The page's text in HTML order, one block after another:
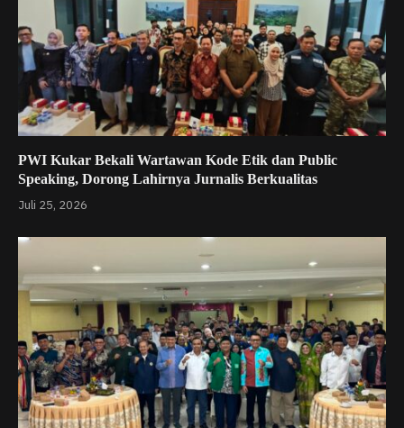
PWI Kukar Bekali Wartawan Kode Etik dan Public
Speaking, Dorong Lahirnya Jurnalis Berkualitas
Juli 25, 2026